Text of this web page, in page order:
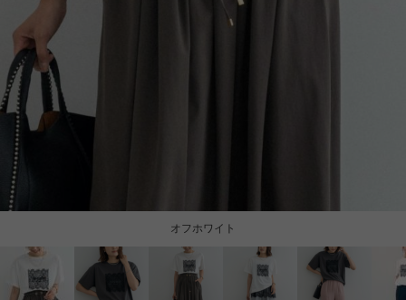
オフホワイト